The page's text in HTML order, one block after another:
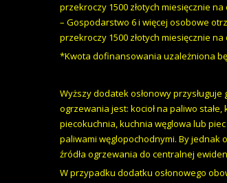
przekroczy 1500 złotych miesięcznie na
– Gospodarstwo 6 i więcej osobowe
przekroczy 1500 złotych miesięcznie na
*Kwota dofinansowania uzależniona
Wyższy dodatek osłonowy
ogrzewania jest: kocioł na paliwo
piecokuchnia, kuchnia węglowa lub
paliwami węglopochodnymi. By jednak
źródła ogrzewania do centralnej
W przypadku dodatku osłonowego